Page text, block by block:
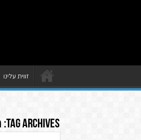
זווית עלינו
Tag Archives: